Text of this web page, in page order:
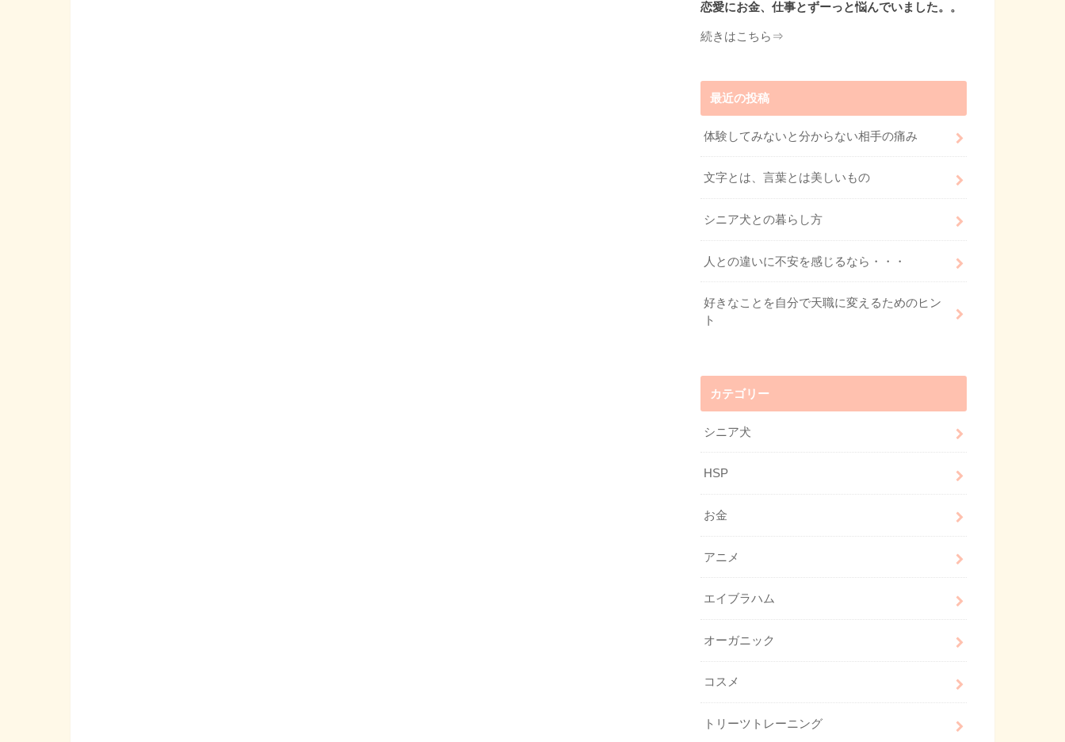
恋愛にお金、仕事とずーっと悩んでいました。。
続きはこちら⇒
最近の投稿
体験してみないと分からない相手の痛み
文字とは、言葉とは美しいもの
シニア犬との暮らし方
人との違いに不安を感じるなら・・・
好きなことを自分で天職に変えるためのヒン
ト
カテゴリー
シニア犬
HSP
お金
アニメ
エイブラハム
オーガニック
コスメ
トリーツトレーニング